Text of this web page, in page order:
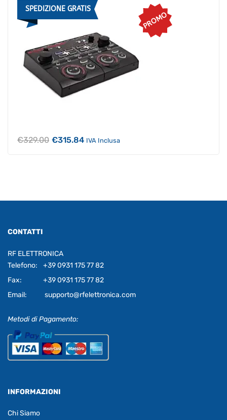
SPEDIZIONE GRATIS
PROMO
€329.00 Il
€315.84IlIVA Inclusa
CONTATTI
RF ELETTRONICA
Telefono:
+39 0931 175 77 82
Fax:
+39 0931 175 77 82
Email:
supporto@rfelettronica.com
Metodi di Pagamento:
INFORMAZIONI
Chi Siamo